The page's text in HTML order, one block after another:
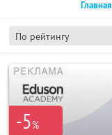
По рейтингу
Главная
-5%